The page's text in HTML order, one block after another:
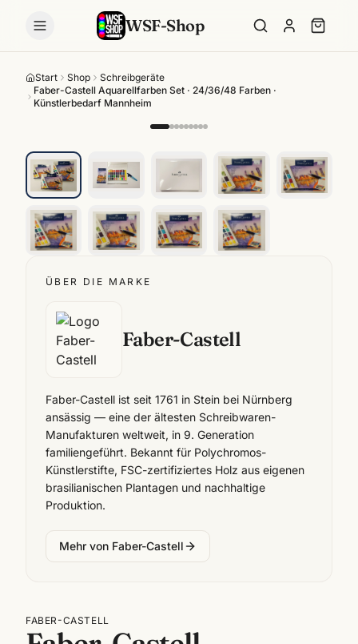
WSF-Shop
Start Shop
Schreibgeräte
Faber-Castell Aquarellfarben Set · 24/36/48 Farben ·
Künstlerbedarf Mannheim
ÜBER DIE MARKE
Faber-Castell
Faber-Castell ist seit 1761 in Stein bei Nürnberg
ansässig — eine der ältesten Schreibwaren-
Manufakturen weltweit, in 9. Generation
familiengeführt. Bekannt für Polychromos-
Künstlerstifte, FSC-zertifiziertes Holz aus eigenen
brasilianischen Plantagen und nachhaltige
Produktion.
Mehr von Faber-Castell
FABER-CASTELL